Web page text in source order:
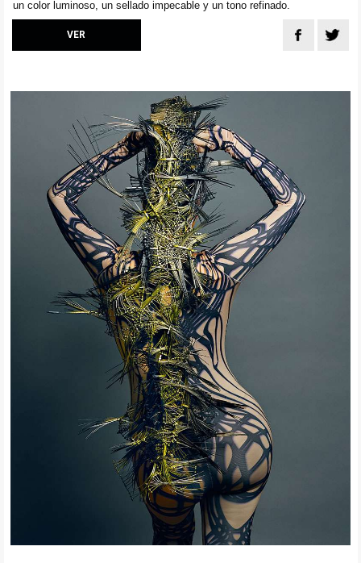
un color luminoso, un sellado impecable y un tono refinado.
VER